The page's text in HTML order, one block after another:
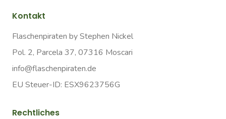
Kontakt
Flaschenpiraten by Stephen Nickel
Pol. 2, Parcela 37, 07316 Moscari
info@flaschenpiraten.de
EU Steuer-ID: ESX9623756G
Rechtliches